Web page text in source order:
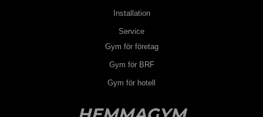
Installation
Service
Gym för företag
Gym för BRF
Gym för hotell